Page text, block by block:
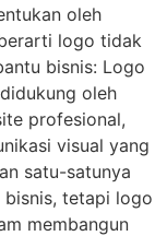
oleh
logo tidak
bisnis: Logo
oleh
profesional,
visual yang
satu-satunya
tetapi logo
membangun